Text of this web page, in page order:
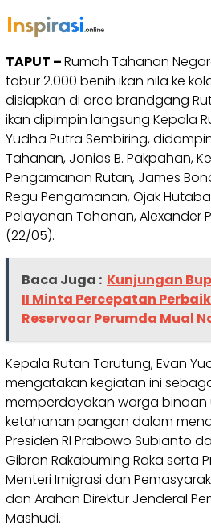
TAPUT –Rumah Tahanan
tabur 2.000 benih ikan nila ke
disiapkan di area brandgang
ikan dipimpin langsung Kepala
Yudha Putra Sembiring,
Tahanan, Jonias B. Pakpahan,
Pengamanan Rutan, James
Regu Pengamanan, Ojak
Pelayanan Tahanan, Alexander
(22/05).
Baca Juga : Kunjungan
II Minta Percepatan
Reservoar Perumda Mual
Kepala Rutan Tarutung, Evan
mengatakan kegiatan ini
memperdayakan warga binaan
ketahanan pangan dalam
Presiden RI Prabowo Subianto
Gibran Rakabuming Raka serta
Menteri Imigrasi dan
dan Arahan Direktur Jenderal
Mashudi.